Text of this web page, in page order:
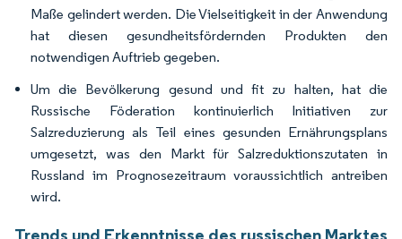
Maße gelindert werden. Die Vielseitigkeit in der Anwendung
hat diesen gesundheitsfördernden Produkten den
notwendigen Auftrieb gegeben.
Um die Bevölkerung gesund und fit zu halten, hat die
Russische Föderation kontinuierlich Initiativen zur
Salzreduzierung als Teil eines gesunden Ernährungsplans
umgesetzt, was den Markt für Salzreduktionszutaten in
Russland im Prognosezeitraum voraussichtlich antreiben
wird.
Trends und Erkenntnisse des russischen Marktes